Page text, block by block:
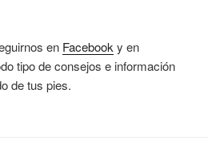
en Facebooky en
tipo de consejos e información
de tus pies.